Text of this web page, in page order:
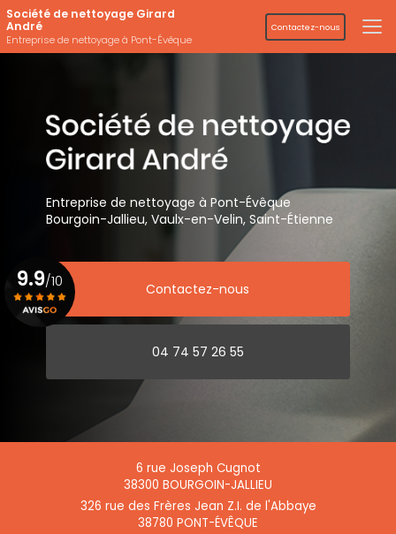
Aller
au
contenu
principal
Société de nettoyage Girard
André
Entreprise de nettoyage à Pont-Évêque
Contactez-nous
Entreprise de nettoyage à Pont-Évêque
Bourgoin-Jallieu, Vaulx-en-Velin, Saint-Étienne
Contactez-nous
04 74 57 26 55
6 rue Joseph Cugnot
38300 BOURGOIN-JALLIEU
326 rue des Frères Jean Z.I. de l'Abbaye
38780 PONT-ÉVÊQUE
9.9/10